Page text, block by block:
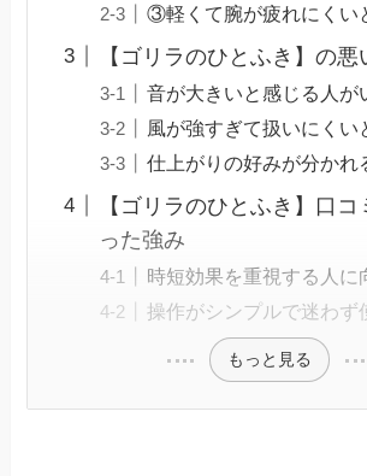
③軽くて腕が疲れにくい
【ゴリラのひとふき】の悪
音が大きいと感じる人が
風が強すぎて扱いにくい
仕上がりの好みが分かれ
【ゴリラのひとふき】口
った強み
時短効果を重視する人に
操作がシンプルで迷わず
もっと見る